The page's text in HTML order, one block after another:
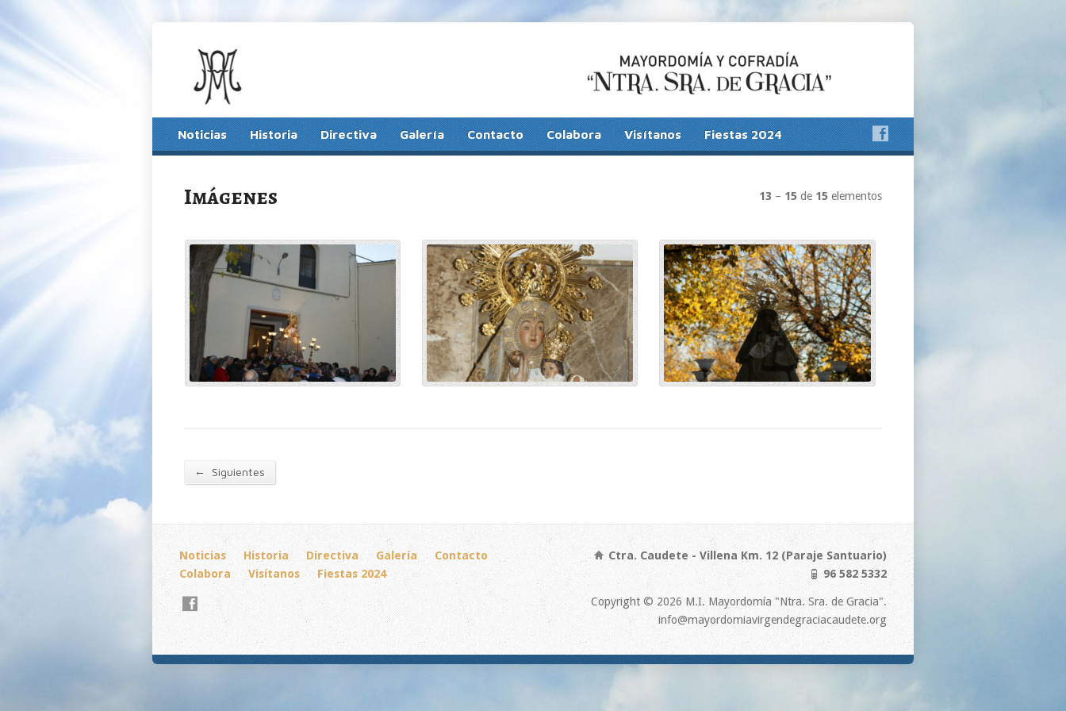
Noticias Historia Directiva Galería Contacto Colabora Visítanos Fiestas 2024
Imágenes 13 – 15 de 15 elementos
← Siguientes
Noticias Historia Directiva Galería
Contacto
Colabora
Visítanos Fiestas 2024
Ctra. Caudete - Villena Km. 12 (Paraje Santuario)
96 582 5332
Copyright © 2026 M.I. Mayordomía "Ntra. Sra. de Gracia".
info@mayordomiavirgendegraciacaudete.org